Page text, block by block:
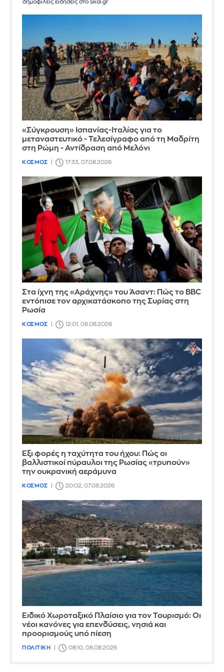
δημοφιλείς ειδήσεις στο skai.gr
«Σύγκρουση» Ισπανίας-Ιταλίας για το
μεταναστευτικό - Τελεσίγραφο από τη Μαδρίτη
στη Ρώμη - Αντίδραση από Μελόνι
ΚΟΣΜΟΣ 17:33, 07.08.2026
Στα ίχνη της «Αράχνης» του Άσαντ: Πώς το BBC
εντόπισε τον αρχικατάσκοπο της Συρίας στη
Ρωσία
ΚΟΣΜΟΣ 12:01, 08.08.2026
Έξι φορές η ταχύτητα του ήχου: Πώς οι
βαλλιστικοί πύραυλοι της Ρωσίας «τρυπούν»
την ουκρανική αεράμυνα
ΚΟΣΜΟΣ 20:02, 07.08.2026
Ειδικό Χωροταξικό Πλαίσιο για τον Τουρισμό: Οι
νέοι κανόνες για επενδύσεις, νησιά και
προορισμούς υπό πίεση
ΠΟΛΙΤΙΚΗ 08:10, 08.08.2026